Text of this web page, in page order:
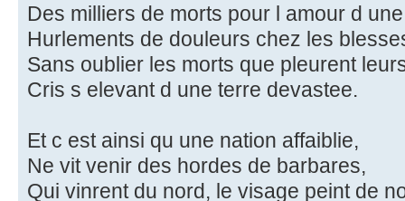
Des milliers de morts pour l amour d
Hurlements de douleurs chez les
Sans oublier les morts que pleurent
Cris s elevant d une terre devastee.
Et c est ainsi qu une nation affaiblie,
Ne vit venir des hordes de barbares,
Qui vinrent du nord, le visage peint de